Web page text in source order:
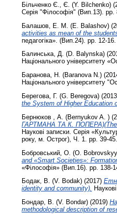
Більченко Є., Є. (Y. Bilchenko)
Серія "Філософія" (Вип.13). pp.
Балашов, Е. М. (E. Balashov)
activities as mean of the
педагогіка». (Вип.24). pp. 12-16.
Балинська, Д. (D. Balynska)
Національного університету
Баранова, Н. (Baranova N.)
Національного університету
Берегова, Г. (G. Beregova)
the System of Higher Education
Бернюков , А. (Bernyukov A. )
ГАРТМАНА ТА К. ПОПЕРА)(The
Наукові записки. Серія
року, м. Острог), Ч. 1. pp. 39-45.
Бобровський, О. (О.
and «Smart Societies»:
«Філософія» (Вип.16). pp. 138-
Бодак, В. (V. Bodak) (2017)
identity and community).
Бондар, В. (V. Bondar) (2019)
methodological description of